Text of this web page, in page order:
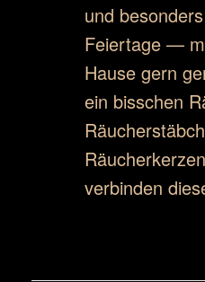
und
Feiertage —
Hause gern
ein bisschen
verbinden